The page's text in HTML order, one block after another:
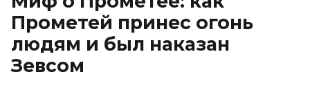
Прометей принес огонь
людям и был наказан
Зевсом